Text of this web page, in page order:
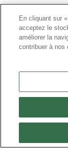
En cliquant sur
acceptez le
améliorer la
contribuer à nos